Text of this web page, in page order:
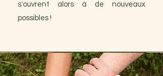
s'ouvrent alors à de nouveaux
possibles !